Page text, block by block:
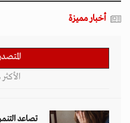
أخبار مميزة
تصاعد